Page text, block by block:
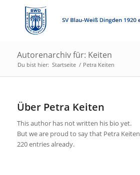
Autorenarchiv für: Keiten
Du bist hier: Startseite / Petra Keiten
Über Petra Keiten
This author has not written his bio yet.
But we are proud to say that Petra Keiten
220 entries already.